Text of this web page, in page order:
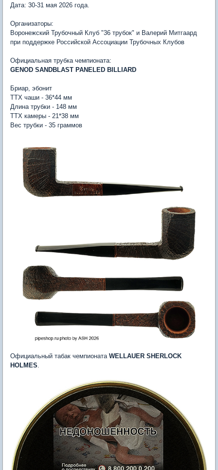
Дата: 30-31 мая 2026 года.
Организаторы:
Воронежский Трубочный Клуб "36 трубок" и Валерий Митгаард
при поддержке Российской Ассоциации Трубочных Клубов
Официальная трубка чемпионата:
GENOD SANDBLAST PANELED BILLIARD
Бриар, эбонит
ТТХ чаши - 36*44 мм
Длина трубки - 148 мм
ТТХ камеры - 21*38 мм
Вес трубки - 35 граммов
Официальный табак чемпионата WELLAUER SHERLOCK
HOLMES